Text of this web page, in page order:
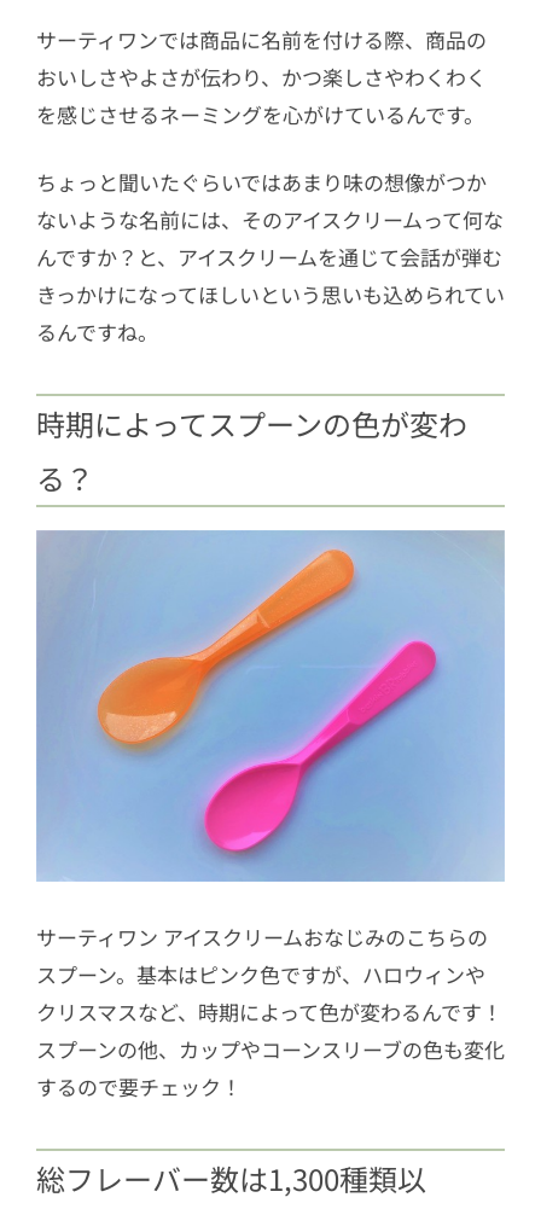
サーティワンでは商品に名前を付ける際、商品の
おいしさやよさが伝わり、かつ楽しさやわくわく
を感じさせるネーミングを心がけているんです。
ちょっと聞いたぐらいではあまり味の想像がつか
ないような名前には、そのアイスクリームって何な
んですか？と、アイスクリームを通じて会話が弾む
きっかけになってほしいという思いも込められてい
るんですね。
時期によってスプーンの色が変わ
る？
サーティワン アイスクリームおなじみのこちらの
スプーン。基本はピンク色ですが、ハロウィンや
クリスマスなど、時期によって色が変わるんです！
スプーンの他、カップやコーンスリーブの色も変化
するので要チェック！
総フレーバー数は1,300種類以